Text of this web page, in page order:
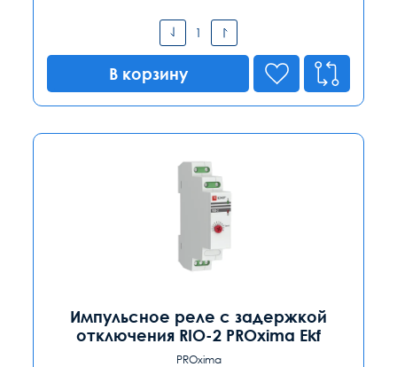
В корзину
Импульсное реле с задержкой
отключения RIO-2 PROxima Ekf
PROxima